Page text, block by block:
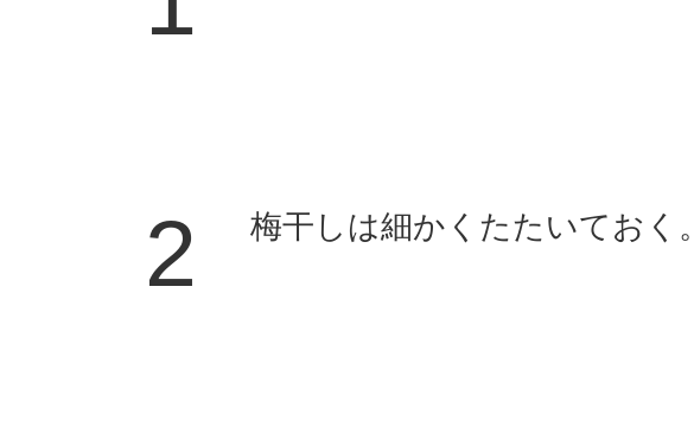
2 梅干しは細かくたたいておく。